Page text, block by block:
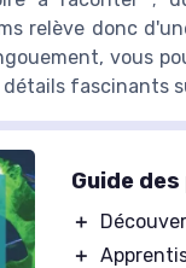
relève donc
vous
fascinants
Guide
＋
＋